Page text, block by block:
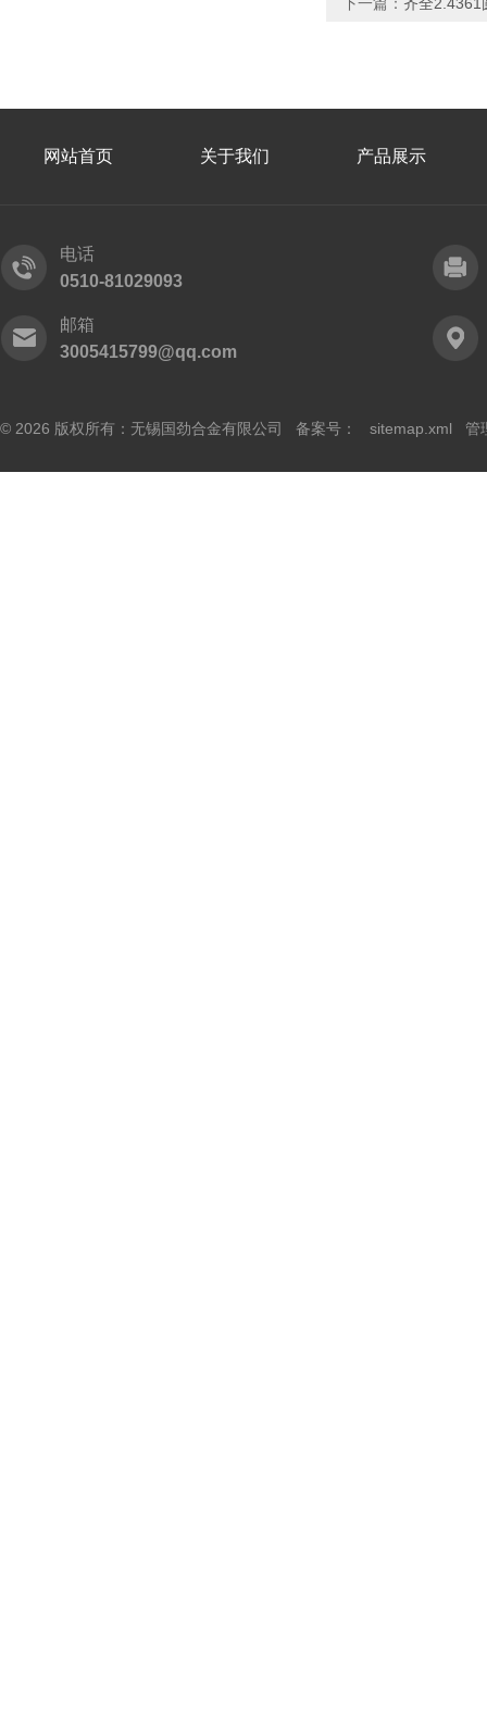
网站首页 关于我们 产品展示
电话
0510-81029093
邮箱
3005415799@qq.com
© 2026 版权所有：无锡国劲合金有限公司 备案号： sitemap.xml 管